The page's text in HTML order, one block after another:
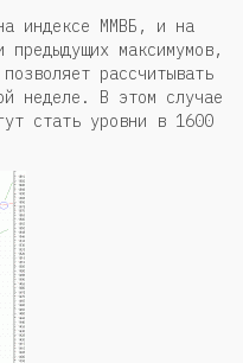
индексе ММВБ, и на
предыдущих максимумов,
рассчитывать
неделе. В этом случае
стать уровни в 1600